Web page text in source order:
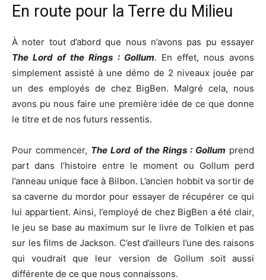
En route pour la Terre du Milieu
À noter tout d’abord que nous n’avons pas pu essayer
The Lord of the Rings : Gollum. En effet, nous avons
simplement assisté à une démo de 2 niveaux jouée par
un des employés de chez BigBen. Malgré cela, nous
avons pu nous faire une première idée de ce que donne
le titre et de nos futurs ressentis.
Pour commencer, The Lord of the Rings : Gollum prend
part dans l’histoire entre le moment ou Gollum perd
l’anneau unique face à Bilbon. L’ancien hobbit va sortir de
sa caverne du mordor pour essayer de récupérer ce qui
lui appartient. Ainsi, l’employé de chez BigBen a été clair,
le jeu se base au maximum sur le livre de Tolkien et pas
sur les films de Jackson. C’est d’ailleurs l’une des raisons
qui voudrait que leur version de Gollum soit aussi
différente de ce que nous connaissons.